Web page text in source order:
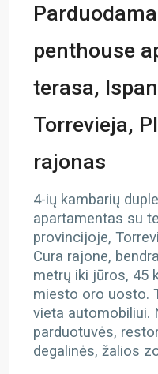
penthouse
terasa,
Torrevieja,
rajonas
4-ių kambarių
apartamentas su
provincijoje,
Cura rajone,
metrų iki jūros, 45
miesto oro uosto.
vieta automobiliui.
parduotuvės,
degalinės, žalios